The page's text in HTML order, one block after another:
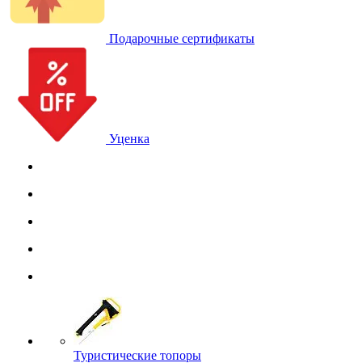
Подарочные сертификаты
Уценка
Туристические топоры